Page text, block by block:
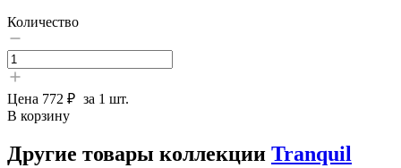
Количество
Цена 772 ₽ за 1 шт.
В корзину
Другие товары коллекции Tranquil